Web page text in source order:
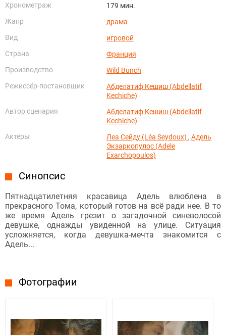
Хронометраж
179 мин.
Жанр
драма
Вид
игровой
Страна
Франция
Производство
Wild Bunch
Режиссёр-постановщик
Абделатиф Кешиш (Abdellatif
Kechiche)
Автор сценария
Абделатиф Кешиш (Abdellatif
Kechiche)
Актёры
Леа Сейду (Léa Seydoux) ,Адель
Экзаркопулос (Adele
Exarchopoulos)
Синопсис
Пятнадцатилетняя красавица Адель влюблена в
прекрасного Тома, который готов на всё ради нее. В то
же время Адель грезит о загадочной синеволосой
девушке, однажды увиденной на улице. Ситуация
усложняется, когда девушка-мечта знакомится с
Адель...
Фотографии